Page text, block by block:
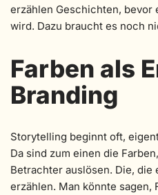
erzählen Geschichten, bevor
wird. Dazu braucht es noch
Farben als
Branding
Storytelling beginnt oft,
Da sind zum einen die
Betrachter auslösen. Die,
erzählen. Man könnte sagen,